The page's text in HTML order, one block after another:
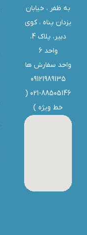
به ظفر ،‌ خیابان
یزدان پناه ، کوی
دبیر، پلاک 4،
واحد 6
واحد سفارش ها
09121989135
021-88505146 (
خط ویژه )